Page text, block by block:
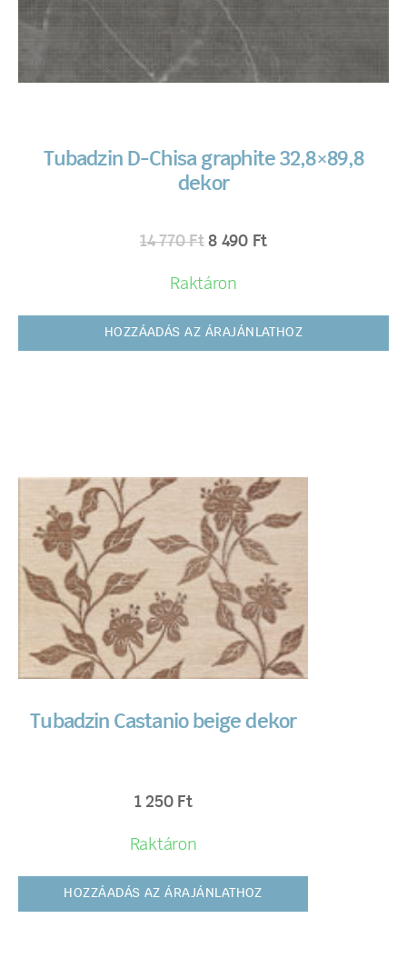
Tubadzin D-Chisa graphite 32,8×89,8
dekor
14 770Ft 8 490 Ft
Raktáron
HOZZÁADÁS AZ ÁRAJÁNLATHOZ
Tubadzin Castanio beige dekor
1 250 Ft
Raktáron
HOZZÁADÁS AZ ÁRAJÁNLATHOZ